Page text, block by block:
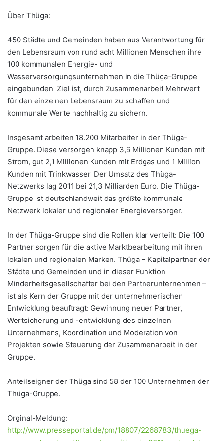
Über Thüga:
450 Städte und Gemeinden haben aus Verantwortung für
den Lebensraum von rund acht Millionen Menschen ihre
100 kommunalen Energie- und
Wasserversorgungsunternehmen in die Thüga-Gruppe
eingebunden. Ziel ist, durch Zusammenarbeit Mehrwert
für den einzelnen Lebensraum zu schaffen und
kommunale Werte nachhaltig zu sichern.
Insgesamt arbeiten 18.200 Mitarbeiter in der Thüga-
Gruppe. Diese versorgen knapp 3,6 Millionen Kunden mit
Strom, gut 2,1 Millionen Kunden mit Erdgas und 1 Million
Kunden mit Trinkwasser. Der Umsatz des Thüga-
Netzwerks lag 2011 bei 21,3 Milliarden Euro. Die Thüga-
Gruppe ist deutschlandweit das größte kommunale
Netzwerk lokaler und regionaler Energieversorger.
In der Thüga-Gruppe sind die Rollen klar verteilt: Die 100
Partner sorgen für die aktive Marktbearbeitung mit ihren
lokalen und regionalen Marken. Thüga – Kapitalpartner der
Städte und Gemeinden und in dieser Funktion
Minderheitsgesellschafter bei den Partnerunternehmen –
ist als Kern der Gruppe mit der unternehmerischen
Entwicklung beauftragt: Gewinnung neuer Partner,
Wertsicherung und -entwicklung des einzelnen
Unternehmens, Koordination und Moderation von
Projekten sowie Steuerung der Zusammenarbeit in der
Gruppe.
Anteilseigner der Thüga sind 58 der 100 Unternehmen der
Thüga-Gruppe.
Orginal-Meldung:
http://www.presseportal.de/pm/18807/2268783/thuega-